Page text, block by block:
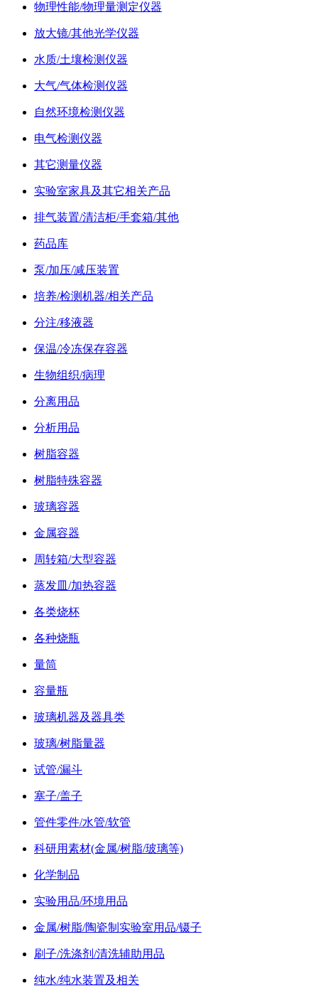
物理性能/物理量测定仪器
放大镜/其他光学仪器
水质/土壤检测仪器
大气/气体检测仪器
自然环境检测仪器
电气检测仪器
其它测量仪器
实验室家具及其它相关产品
排气装置/清洁柜/手套箱/其他
药品库
泵/加压/减压装置
培养/检测机器/相关产品
分注/移液器
保温/冷冻保存容器
生物组织/病理
分离用品
分析用品
树脂容器
树脂特殊容器
玻璃容器
金属容器
周转箱/大型容器
蒸发皿/加热容器
各类烧杯
各种烧瓶
量筒
容量瓶
玻璃机器及器具类
玻璃/树脂量器
试管/漏斗
塞子/盖子
管件零件/水管/软管
科研用素材(金属/树脂/玻璃等)
化学制品
实验用品/环境用品
金属/树脂/陶瓷制实验室用品/镊子
刷子/洗涤剂/清洗辅助用品
纯水/纯水装置及相关